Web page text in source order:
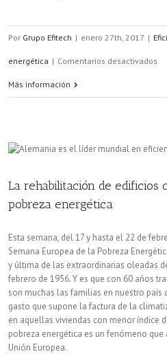
Por Grupo Efitech | enero 27th, 2017 |
energética | Comentarios desactivados
en
la
Más información
La rehabilitación de edificios
pobreza energética
Esta semana, del 17 y hasta el 22 de
Semana Europea de la Pobreza
y última de las extraordinarias oleadas
febrero de 1956. Y es que con 60 años
son muchas las familias en nuestro
gasto que supone la factura de la
en aquellas viviendas con menor índice
pobreza energética es un fenómeno
Unión Europea.